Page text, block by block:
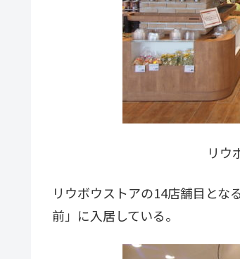
リウ
リウボウストアの14店舗目とな
前」に入居している。